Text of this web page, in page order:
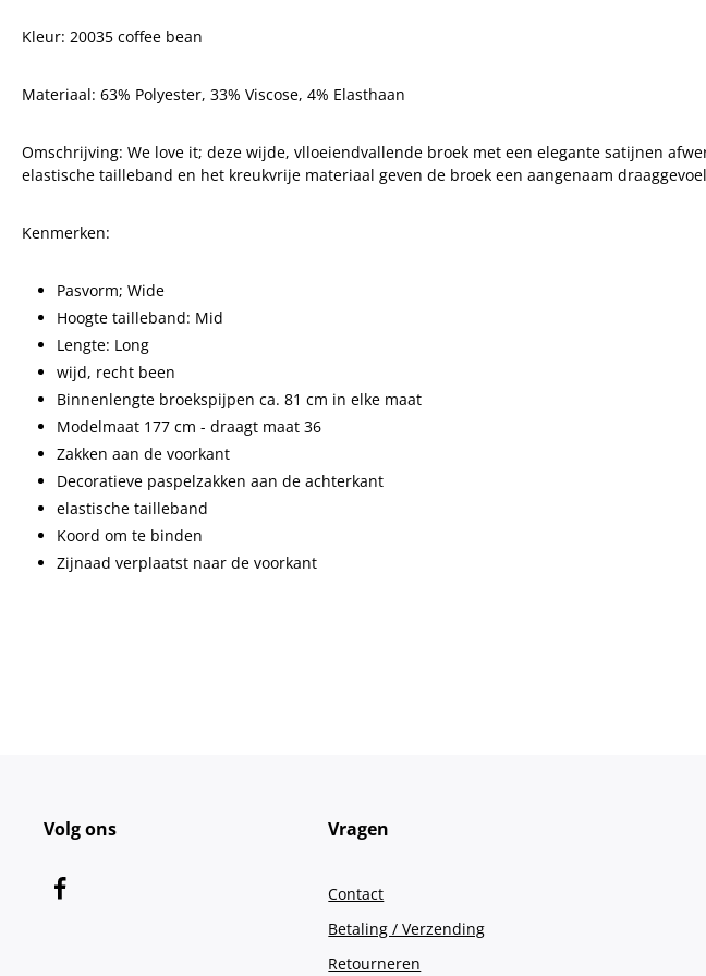
Kleur: 20035 coffee bean
Materiaal: 63% Polyester, 33% Viscose, 4% Elasthaan
Omschrijving: We love it; deze wijde, vlloeiendvallende broek met een elegante satijnen
elastische tailleband en het kreukvrije materiaal geven de broek een aangenaam
Kenmerken:
Pasvorm; Wide
Hoogte tailleband: Mid
Lengte: Long
wijd, recht been
Binnenlengte broekspijpen ca. 81 cm in elke maat
Modelmaat 177 cm - draagt maat 36
Zakken aan de voorkant
Decoratieve paspelzakken aan de achterkant
elastische tailleband
Koord om te binden
Zijnaad verplaatst naar de voorkant
Volg ons Vragen
Contact
Betaling / Verzending
Retourneren